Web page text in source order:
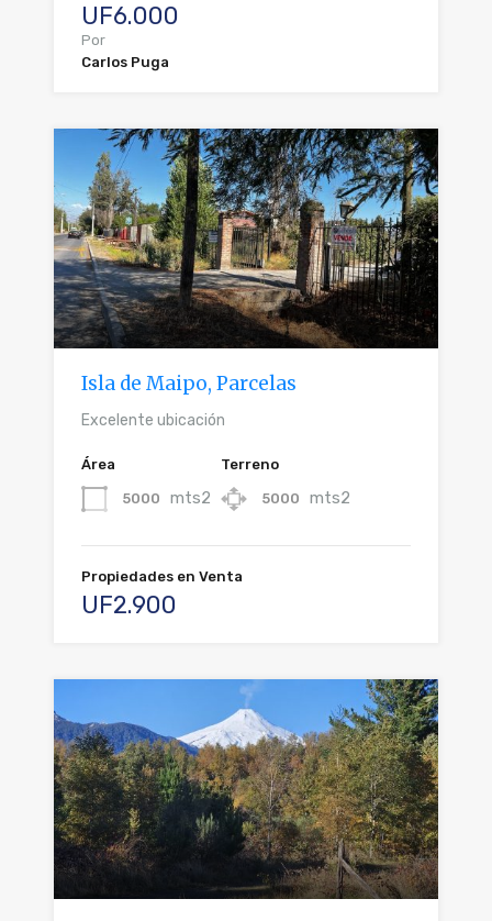
UF6.000
Por
Carlos Puga
Isla de Maipo, Parcelas
Excelente ubicación
Área
5000 mts2
Terreno
5000 mts2
Propiedades en Venta
UF2.900